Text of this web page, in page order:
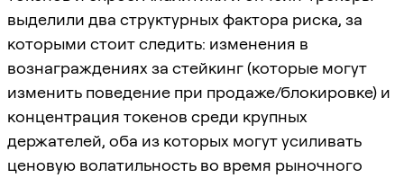
выделили два структурных фактора риска, за
которыми стоит следить: изменения в
вознаграждениях за стейкинг (которые могут
изменить поведение при продаже/блокировке) и
концентрация токенов среди крупных
держателей, оба из которых могут усиливать
ценовую волатильность во время рыночного